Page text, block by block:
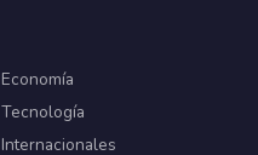
Economía
Tecnología
Internacionales